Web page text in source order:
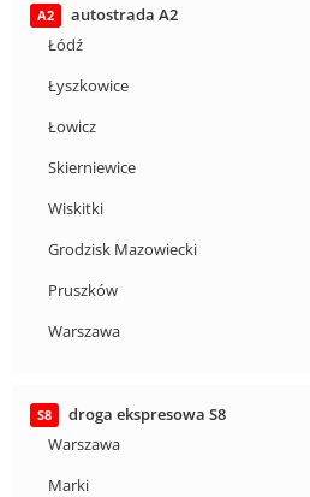
A2
autostrada A2
Łódź
Łyszkowice
Łowicz
Skierniewice
Wiskitki
Grodzisk Mazowiecki
Pruszków
Warszawa
S8
droga ekspresowa S8
Warszawa
Marki